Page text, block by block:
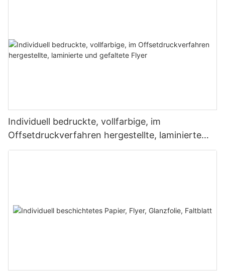
Individuell bedruckte, vollfarbige, im
Offsetdruckverfahren hergestellte, laminierte
und gefaltete Flyer